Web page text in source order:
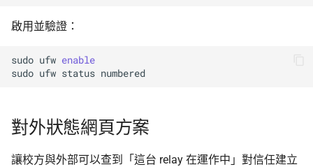
啟用並驗證：
sudo ufw enable
sudo ufw status
對外狀態網頁方案
讓校方與外部可以查到「這台 relay 在運作中」對信任建立